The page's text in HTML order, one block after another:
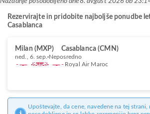
Rezervirajte in pridobite najboljše ponudbe
Casablanca
Milan (MXP) Casablanca (CMN)
ned., 6. sep. Neposredno
Royal Air Maroc
Upoštevajte, da cene, navedene na tej strani,